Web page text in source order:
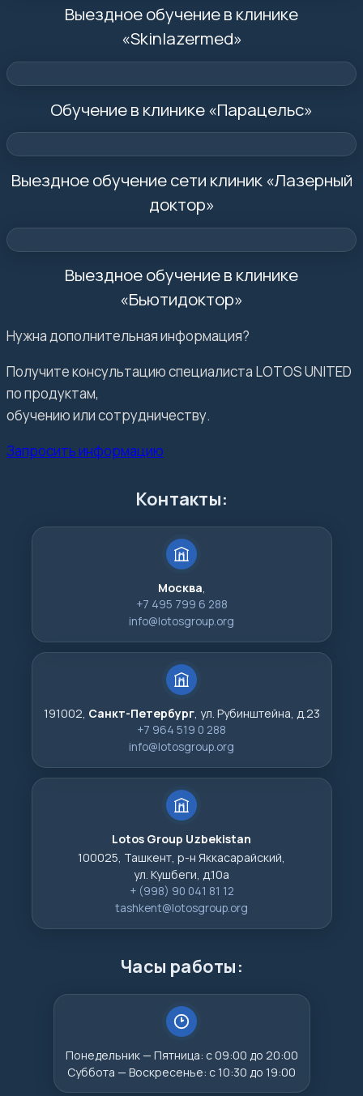
Выездное обучение в клинике
«Skinlazermed»
Обучение в клинике «Парацельс»
Выездное обучение сети клиник «Лазерный
доктор»
Выездное обучение в клинике
«Бьютидоктор»
Нужна дополнительная информация?
Получите консультацию специалиста LOTOS UNITED
по продуктам,
обучению или сотрудничеству.
Запросить информацию
Контакты:
Москва,
+7 495 799 6 288
info@lotosgroup.org
191002, Санкт-Петербург, ул. Рубинштейна, д.23
+7 964 519 0 288
info@lotosgroup.org
Lotos Group Uzbekistan
100025, Ташкент, р-н Яккасарайский,
ул. Кушбеги, д.10а
+ (998) 90 041 81 12
tashkent@lotosgroup.org
Часы работы:
Понедельник — Пятница: с 09:00 до 20:00
Суббота — Воскресенье: с 10:30 до 19:00